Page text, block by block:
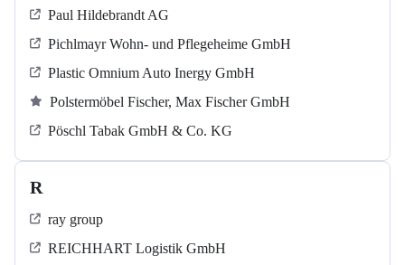
Paul Hildebrandt AG
Pichlmayr Wohn- und Pflegeheime GmbH
Plastic Omnium Auto Inergy GmbH
Polstermöbel Fischer, Max Fischer GmbH
Pöschl Tabak GmbH & Co. KG
R
ray group
REICHHART Logistik GmbH